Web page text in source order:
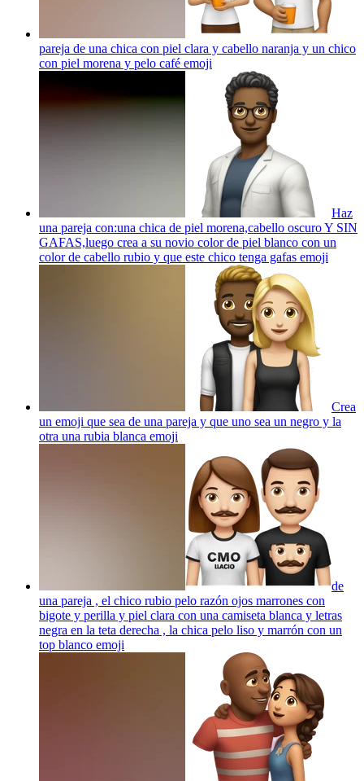
pareja de una chica con piel clara y cabello naranja y un chico
con piel morena y pelo café emoji
Haz
una pareja con:una chica de piel morena,cabello oscuro Y SIN
GAFAS,luego crea a su novio color de piel blanco con un
color de cabello rubio y que este chico tenga gafas emoji
Crea
un emoji que sea de una pareja y que uno sea un negro y la
otra una rubia blanca emoji
de
una pareja , el chico rubio pelo razón ojos marrones con
bigote y perilla y piel clara con una camiseta blanca y letras
negra en la teta derecha , la chica pelo liso y marrón con un
top blanco emoji